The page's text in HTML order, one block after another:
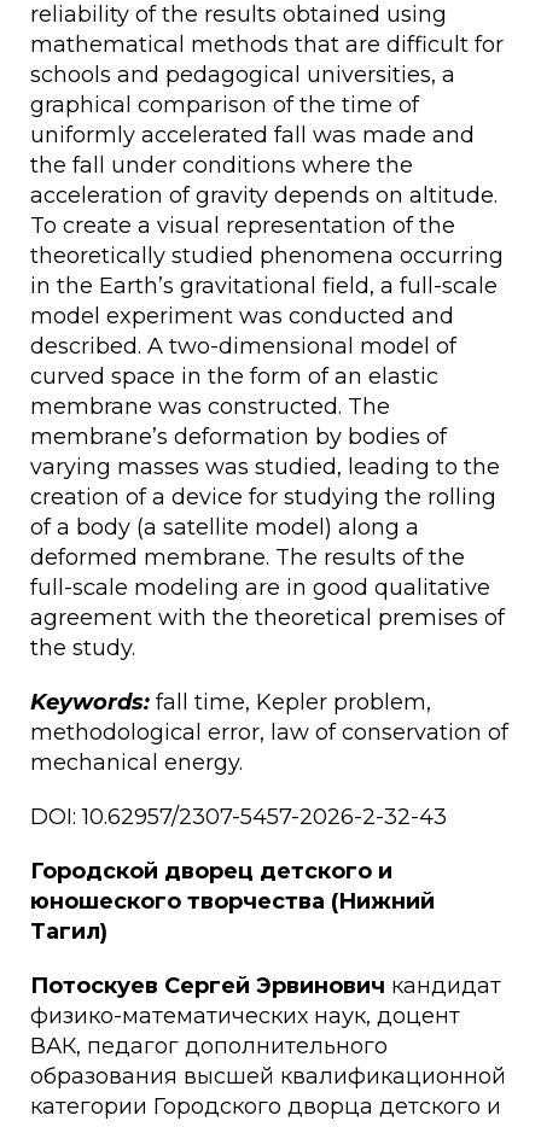
reliability of the results obtained using
mathematical methods that are difficult for
schools and pedagogical universities, a
graphical comparison of the time of
uniformly accelerated fall was made and
the fall under conditions where the
acceleration of gravity depends on altitude.
To create a visual representation of the
theoretically studied phenomena occurring
in the Earth’s gravitational field, a full-scale
model experiment was conducted and
described. A two-dimensional model of
curved space in the form of an elastic
membrane was constructed. The
membrane’s deformation by bodies of
varying masses was studied, leading to the
creation of a device for studying the rolling
of a body (a satellite model) along a
deformed membrane. The results of the
full-scale modeling are in good qualitative
agreement with the theoretical premises of
the study.
Keywords: fall time, Kepler problem,
methodological error, law of conservation of
mechanical energy.
DOI: 10.62957/2307-5457-2026-2-32-43
Городской дворец детского и
юношеского творчества (Нижний
Тагил)
Потоскуев Сергей Эрвинович кандидат
физико-математических наук, доцент
ВАК, педагог дополнительного
образования высшей квалификационной
категории Городского дворца детского и